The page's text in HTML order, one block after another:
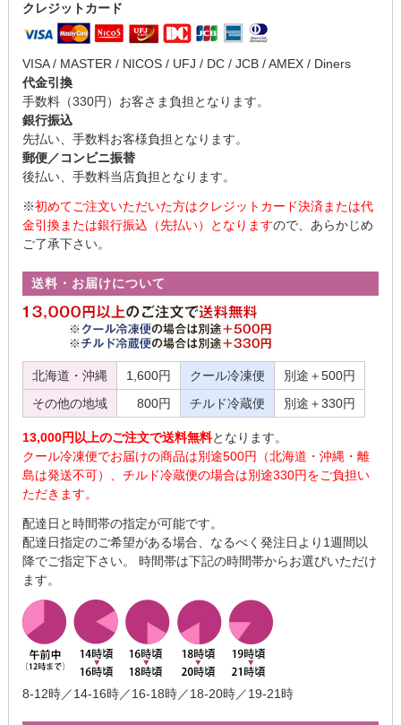
クレジットカード
VISA / MASTER / NICOS / UFJ / DC / JCB / AMEX / Diners
代金引換
手数料（330円）お客さま負担となります。
銀行振込
先払い、手数料お客様負担となります。
郵便／コンビニ振替
後払い、手数料当店負担となります。
※初めてご注文いただいた方はクレジットカード決済または代
金引換または銀行振込（先払い）となりますので、あらかじめ
ご了承下さい。
送料・お届けについて
北海道・沖縄 1,600円 クール冷凍便
別途＋500円
その他の地域
800円 チルド冷蔵便 別途＋330円
13,000円以上のご注文で送料無料となります。
クール冷凍便でお届けの商品は別途500円（北海道・沖縄・離
島は発送不可）、チルド冷蔵便の場合は別途330円をご負担い
ただきます。
配達日と時間帯の指定が可能です。
配達日指定のご希望がある場合、なるべく発注日より1週間以
降でご指定下さい。 時間帯は下記の時間帯からお選びいただけ
ます。
8-12時／14-16時／16-18時／18-20時／19-21時